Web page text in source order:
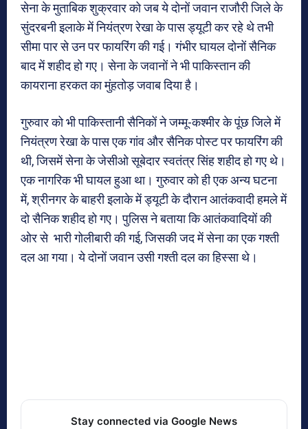
सेना के मुताबिक शुक्रवार को जब ये दोनों जवान राजौरी जिले के
सुंदरबनी इलाके में नियंत्रण रेखा के पास ड्यूटी कर रहे थे तभी
सीमा पार से उन पर फायरिंग की गई। गंभीर घायल दोनों सैनिक
बाद में शहीद हो गए। सेना के जवानों ने भी पाकिस्तान की
कायराना हरकत का मुंहतोड़ जवाब दिया है।
गुरुवार को भी पाकिस्तानी सैनिकों ने जम्मू-कश्मीर के पूंछ जिले में
नियंत्रण रेखा के पास एक गांव और सैनिक पोस्ट पर फायरिंग की
थी, जिसमें सेना के जेसीओ सूबेदार स्वतंत्र सिंह शहीद हो गए थे।
एक नागरिक भी घायल हुआ था। गुरुवार को ही एक अन्य घटना
में, श्रीनगर के बाहरी इलाके में ड्यूटी के दौरान आतंकवादी हमले में
दो सैनिक शहीद हो गए। पुलिस ने बताया कि आतंकवादियों की
ओर से भारी गोलीबारी की गई, जिसकी जद में सेना का एक गश्ती
दल आ गया। ये दोनों जवान उसी गश्ती दल का हिस्सा थे।
Stay connected via Google News